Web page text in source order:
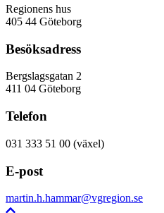
Regionens hus
405 44 Göteborg
Besöksadress
Bergslagsgatan 2
411 04 Göteborg
Telefon
031 333 51 00 (växel)
E-post
martin.h.hammar@vgregion.se